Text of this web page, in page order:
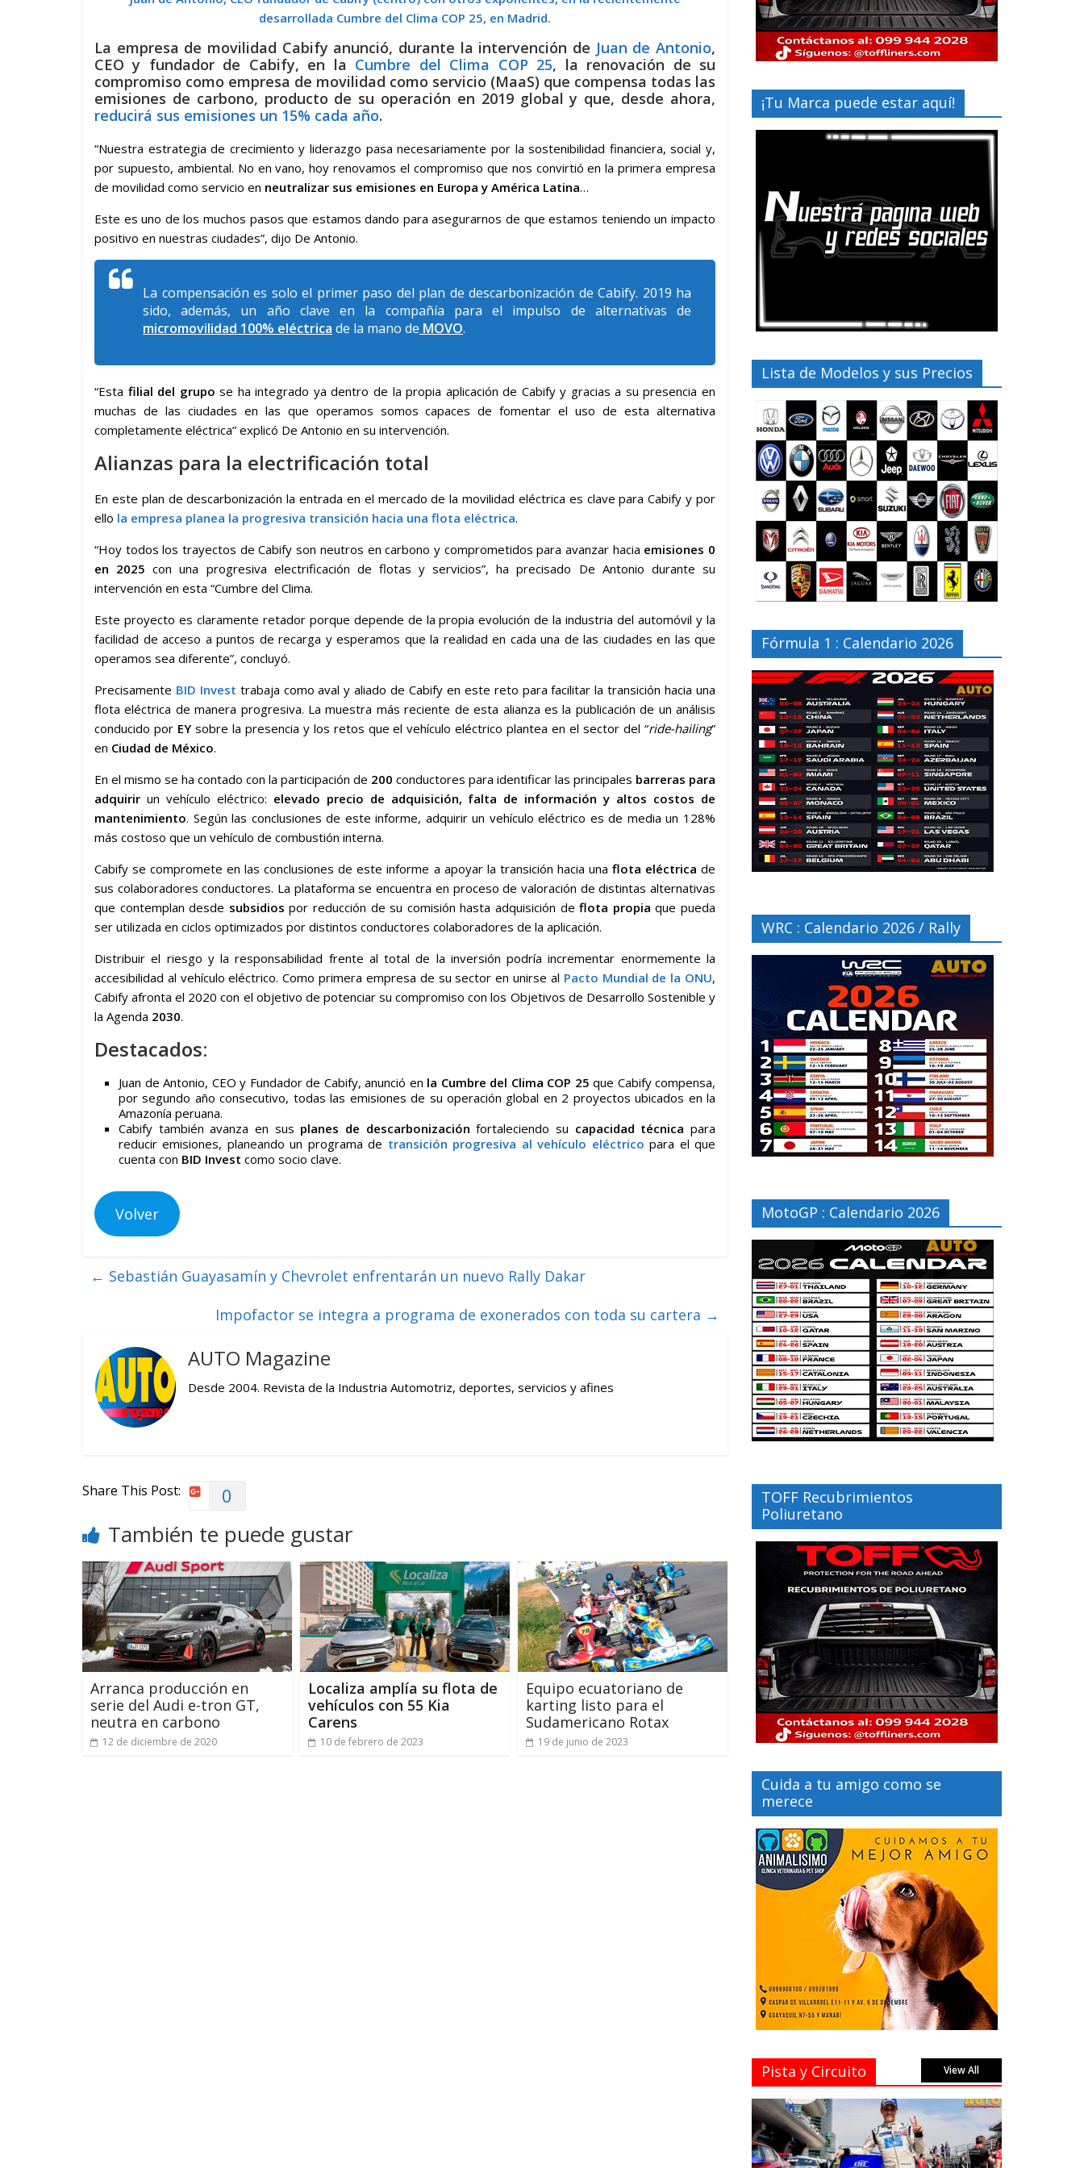
desarrollada Cumbre del Clima COP 25, en Madrid.
La empresa de movilidad Cabify anunció, durante la intervención de Juan de Antonio,
CEO y fundador de Cabify, en la Cumbre del Clima COP 25, la renovación de su
compromiso como empresa de movilidad como servicio (MaaS) que compensa todas las
emisiones de carbono, producto de su operación en 2019 global y que, desde ahora,
reducirá sus emisiones un 15% cada año.
“Nuestra estrategia de crecimiento y liderazgo pasa necesariamente por la sostenibilidad financiera, social y,
por supuesto, ambiental. No en vano, hoy renovamos el compromiso que nos convirtió en la primera empresa
de movilidad como servicio en neutralizar sus emisiones en Europa y América Latina…
Este es uno de los muchos pasos que estamos dando para asegurarnos de que estamos teniendo un impacto
positivo en nuestras ciudades”, dijo De Antonio.
La compensación es solo el primer paso del plan de descarbonización de Cabify. 2019 ha
sido, además, un año clave en la compañía para el impulso de alternativas de
micromovilidad 100% eléctrica de la mano de MOVO.
“Esta filial del grupo se ha integrado ya dentro de la propia aplicación de Cabify y gracias a su presencia en
muchas de las ciudades en las que operamos somos capaces de fomentar el uso de esta alternativa
completamente eléctrica” explicó De Antonio en su intervención.
Alianzas para la electrificación total
En este plan de descarbonización la entrada en el mercado de la movilidad eléctrica es clave para Cabify y por
ello la empresa planea la progresiva transición hacia una flota eléctrica.
“Hoy todos los trayectos de Cabify son neutros en carbono y comprometidos para avanzar hacia emisiones 0
en 2025 con una progresiva electrificación de flotas y servicios”, ha precisado De Antonio durante su
intervención en esta “Cumbre del Clima.
Este proyecto es claramente retador porque depende de la propia evolución de la industria del automóvil y la
facilidad de acceso a puntos de recarga y esperamos que la realidad en cada una de las ciudades en las que
operamos sea diferente”, concluyó.
Precisamente BID Invest trabaja como aval y aliado de Cabify en este reto para facilitar la transición hacia una
flota eléctrica de manera progresiva. La muestra más reciente de esta alianza es la publicación de un análisis
conducido por EYsobre la presencia y los retos que el vehículo eléctrico plantea en el sector del “ride-hailing”
en Ciudad de México.
En el mismo se ha contado con la participación de 200 conductores para identificar las principales barreras para
adquirir un vehículo eléctrico: elevado precio de adquisición, falta de información y altos costos de
mantenimiento. Según las conclusiones de este informe, adquirir un vehículo eléctrico es de media un 128%
más costoso que un vehículo de combustión interna.
Cabify se compromete en las conclusiones de este informe a apoyar la transición hacia una flota eléctricade
sus colaboradores conductores. La plataforma se encuentra en proceso de valoración de distintas alternativas
que contemplan desde subsidiospor reducción de su comisión hasta adquisición deflota propia que pueda
ser utilizada en ciclos optimizados por distintos conductores colaboradores de la aplicación.
Distribuir el riesgo y la responsabilidad frente al total de la inversión podría incrementar enormemente la
accesibilidad al vehículo eléctrico. Como primera empresa de su sector en unirse al Pacto Mundial de la ONU,
Cabify afronta el 2020 con el objetivo de potenciar su compromiso con los Objetivos de Desarrollo Sostenible y
la Agenda 2030.
Destacados:
Juan de Antonio, CEO y Fundador de Cabify, anunció en la Cumbre del Clima COP 25 que Cabify compensa,
por segundo año consecutivo, todas las emisiones de su operación global en 2 proyectos ubicados en la
Amazonía peruana.
Cabify también avanza en sus planes de descarbonización fortaleciendo su capacidad técnica para
reducir emisiones, planeando un programa de transición progresiva al vehículo eléctrico para el que
cuenta con BID Invest como socio clave.
Volver
← Sebastián Guayasamín y Chevrolet enfrentarán un nuevo Rally Dakar
Impofactor se integra a programa de exonerados con toda su cartera →
AUTO Magazine
Desde 2004. Revista de la Industria Automotriz, deportes, servicios y afines
Share This Post: 0
También te puede gustar
Arranca producción en
serie del Audi e-tron GT,
neutra en carbono
12 de diciembre de 2020
Localiza amplía su flota de
vehículos con 55 Kia
Carens
10 de febrero de 2023
Equipo ecuatoriano de
karting listo para el
Sudamericano Rotax
19 de junio de 2023
¡Tu Marca puede estar aquí!
Lista de Modelos y sus Precios
Fórmula 1 : Calendario 2026
WRC : Calendario 2026 / Rally
MotoGP : Calendario 2026
TOFF Recubrimientos
Poliuretano
Cuida a tu amigo como se
merece
Pista y Circuito View All